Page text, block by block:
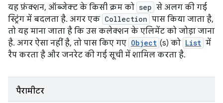
यह फ़ंक्शन, ऑब्जेक्ट के किसी क्रम को sep से अलग की गई
स्ट्रिंग में बदलता है. अगर एक Collection पास किया जाता है,
तो यह माना जाता है कि उस कलेक्शन के एलिमेंट को जोड़ा जाना
है. अगर ऐसा नहीं है, तो पास किए गए Object (s) को List में
रैप करता है और जनरेट की गई सूची में शामिल करता है.
पैरामीटर